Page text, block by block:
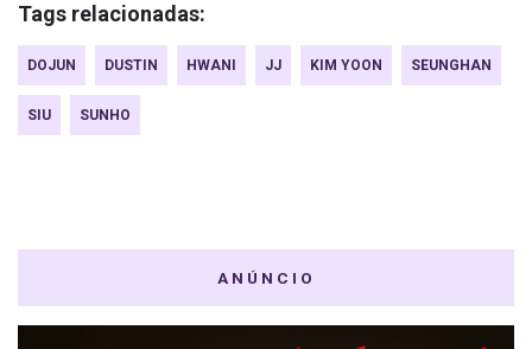
Tags relacionadas:
DOJUN DUSTIN HWANI JJ KIM YOON SEUNGHAN
SIU SUNHO
ANÚNCIO